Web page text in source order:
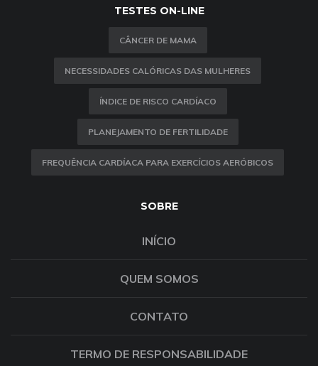
TESTES ON-LINE
CÂNCER DE MAMA
NECESSIDADES CALÓRICAS DAS MULHERES
ÍNDICE DE RISCO CARDÍACO
PLANEJAMENTO DE FERTILIDADE
FREQUÊNCIA CARDÍACA PARA EXERCÍCIOS AERÓBICOS
SOBRE
INÍCIO
QUEM SOMOS
CONTATO
TERMO DE RESPONSABILIDADE